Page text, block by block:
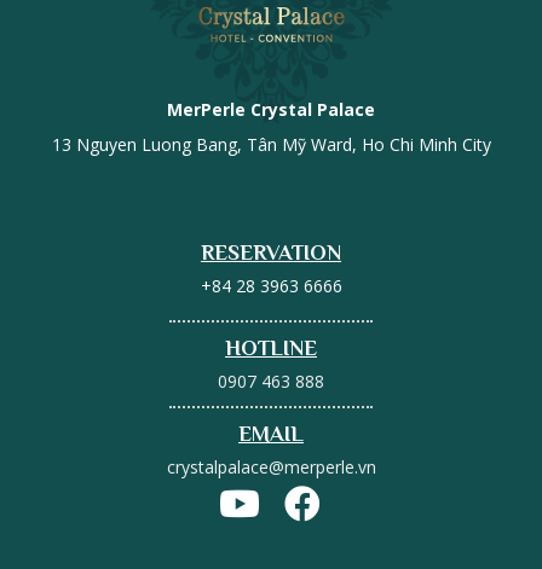
MerPerle Crystal Palace
13 Nguyen Luong Bang, Tân Mỹ Ward, Ho Chi Minh City
RESERVATION
+84 28 3963 6666
HOTLINE
0907 463 888
EMAIL
crystalpalace@merperle.vn